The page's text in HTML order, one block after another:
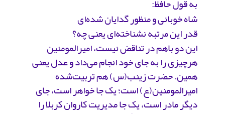
به قول حافظ:
شاه خوبانی و منظور گدایان شده‌ای
قدر این مرتبه نشناخته‌ای یعنی چه؟
این دو باهم در تناقض نیست، امیرالمومنین
هرچیزی را به جای خود انجام می‌داد و عدل یعنی
همین. حضرت ‌زینب(س) هم تربیت‌شده‌
امیرالمومنین(ع) است؛ یک جا خواهر است، جای
دیگر مادر است، یک جا مدیریت کاروان کربلا را